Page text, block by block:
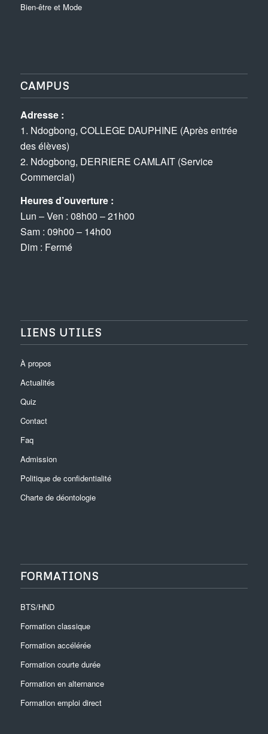
Bien-être et Mode
CAMPUS
Adresse :
1. Ndogbong, COLLEGE DAUPHINE (Après entrée
des élèves)
2. Ndogbong, DERRIERE CAMLAIT (Service
Commercial)
Heures d’ouverture :
Lun – Ven : 08h00 – 21h00
Sam : 09h00 – 14h00
Dim : Fermé
LIENS UTILES
À propos
Actualités
Quiz
Contact
Faq
Admission
Politique de confidentialité
Charte de déontologie
FORMATIONS
BTS/HND
Formation classique
Formation accélérée
Formation courte durée
Formation en alternance
Formation emploi direct